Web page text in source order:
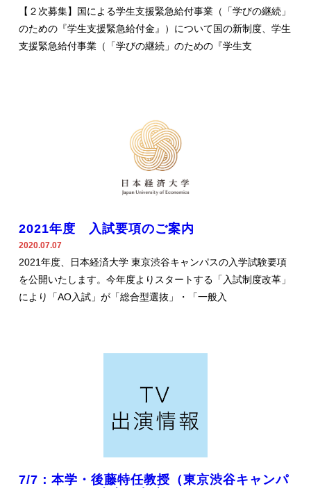
【２次募集】国による学生支援緊急給付事業（「学びの継続」
のための『学生支援緊急給付金』）について国の新制度、学生
支援緊急給付事業（「学びの継続」のための『学生支
2021年度 入試要項のご案内
2020.07.07
2021年度、日本経済大学 東京渋谷キャンパスの入学試験要項
を公開いたします。今年度よりスタートする「入試制度改革」
により「AO入試」が「総合型選抜」・「一般入
7/7：本学・後藤特任教授（東京渋谷キャンパ